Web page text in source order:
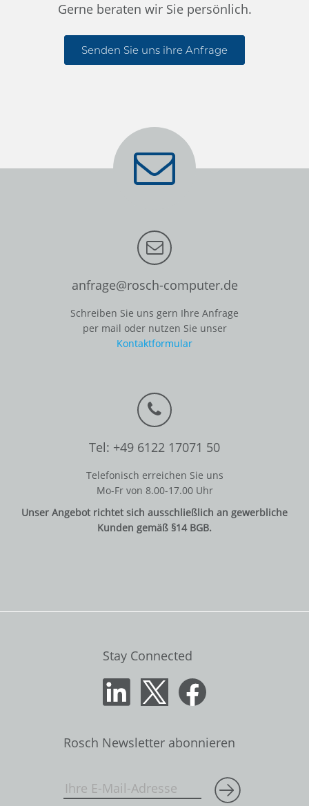
Gerne beraten wir Sie persönlich.
Senden Sie uns ihre Anfrage
anfrage@rosch-computer.de
Schreiben Sie uns gern Ihre Anfrage
per mail oder nutzen Sie unser
Kontaktformular
Tel: +49 6122 17071 50
Telefonisch erreichen Sie uns
Mo-Fr von 8.00-17.00 Uhr
Unser Angebot richtet sich ausschließlich an gewerbliche
Kunden gemäß §14 BGB.
Stay Connected
Rosch Newsletter abonnieren